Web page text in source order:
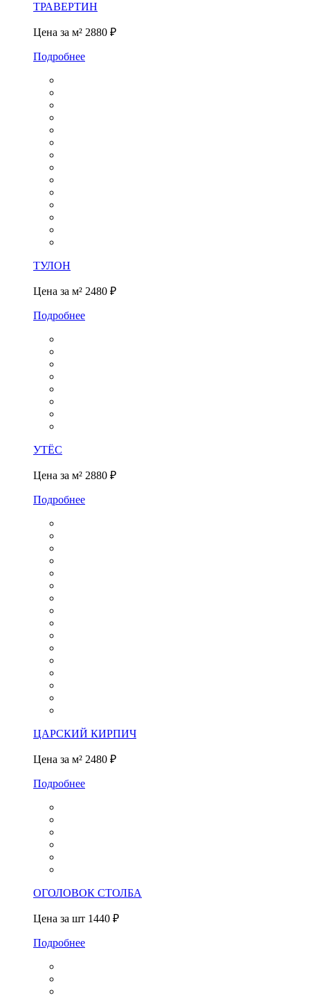
ТРАВЕРТИН
Цена за м² 2880 ₽
Подробнее
ТУЛОН
Цена за м² 2480 ₽
Подробнее
УТЁС
Цена за м² 2880 ₽
Подробнее
ЦАРСКИЙ КИРПИЧ
Цена за м² 2480 ₽
Подробнее
ОГОЛОВОК СТОЛБА
Цена за шт 1440 ₽
Подробнее